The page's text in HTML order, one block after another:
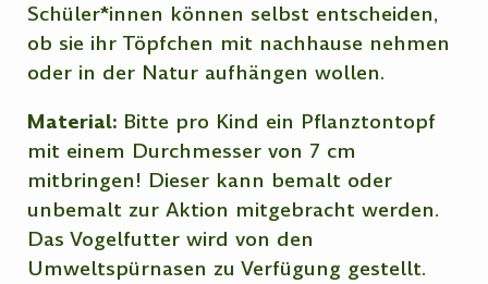
Schüler*innen können selbst entscheiden,
ob sie ihr Töpfchen mit nachhause nehmen
oder in der Natur aufhängen wollen.
Material: Bitte pro Kind ein Pflanztontopf
mit einem Durchmesser von 7 cm
mitbringen! Dieser kann bemalt oder
unbemalt zur Aktion mitgebracht werden.
Das Vogelfutter wird von den
Umweltspürnasen zu Verfügung gestellt.